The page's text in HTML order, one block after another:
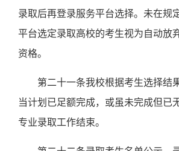
录取后再登录服务平台选择。未在规
平台选定录取高校的考生视为自动放
资格。
第二十一条我校根据考生选择结
当计划已足额完成，或虽未完成但已
专业录取工作结束。